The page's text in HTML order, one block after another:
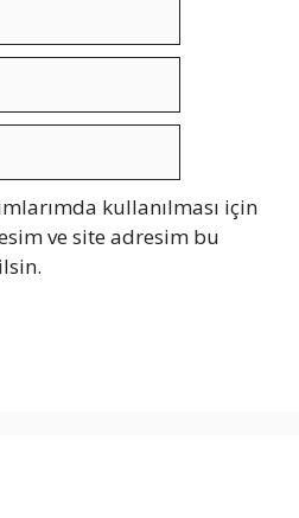
kullanılması için
ve site adresim bu